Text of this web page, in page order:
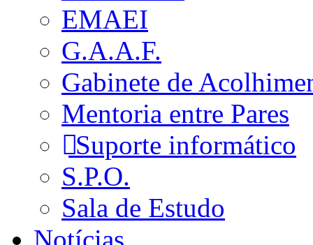
EMAEI
G.A.A.F.
Gabinete de
Mentoria entre Pares
Suporte informático
S.P.O.
Sala de Estudo